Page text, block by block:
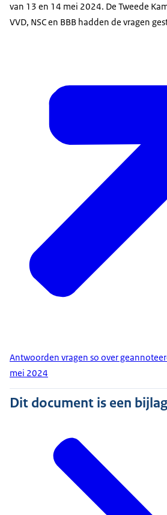
van 13 en 14 mei 2024. De Tweede
VVD, NSC en BBB hadden de vragen
Antwoorden vragen so over
mei 2024
Dit document is een